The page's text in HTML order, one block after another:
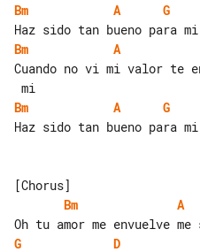
Bm
A
G
Bm
A
Cuando no vi mi valor te
Bm
A
G
Haz sido tan bueno para mi
Bm
A
G
D